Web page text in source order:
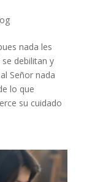
nada les
debilitan y
Señor nada
lo que
su cuidado